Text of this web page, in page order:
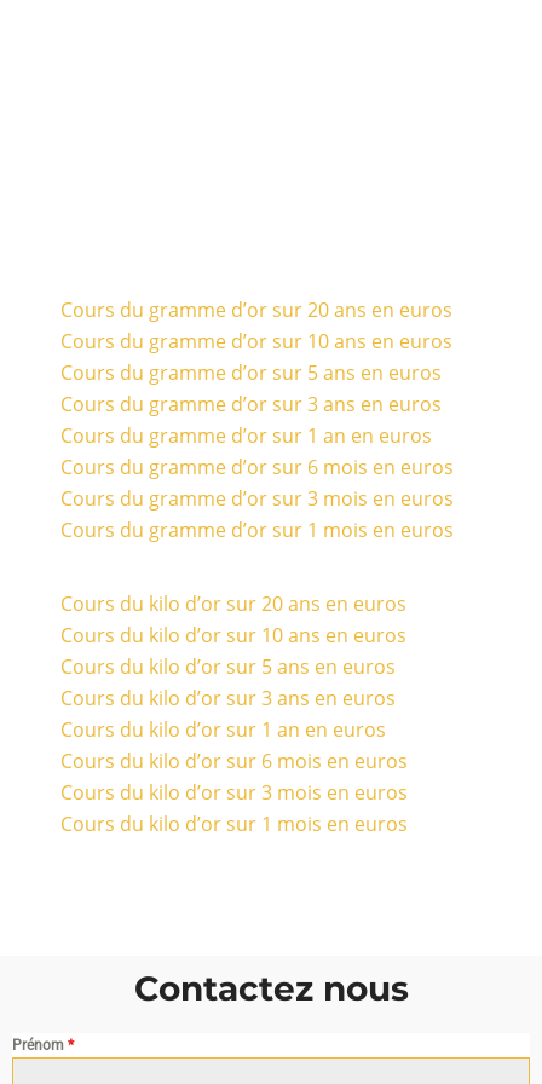
Cours du gramme d’or sur 20 ans en euros
Cours du gramme d’or sur 10 ans en euros
Cours du gramme d’or sur 5 ans en euros
Cours du gramme d’or sur 3 ans en euros
Cours du gramme d’or sur 1 an en euros
Cours du gramme d’or sur 6 mois en euros
Cours du gramme d’or sur 3 mois en euros
Cours du gramme d’or sur 1 mois en euros
Cours du kilo d’or sur 20 ans en euros
Cours du kilo d’or sur 10 ans en euros
Cours du kilo d’or sur 5 ans en euros
Cours du kilo d’or sur 3 ans en euros
Cours du kilo d’or sur 1 an en euros
Cours du kilo d’or sur 6 mois en euros
Cours du kilo d’or sur 3 mois en euros
Cours du kilo d’or sur 1 mois en euros
Contactez nous
Prénom *